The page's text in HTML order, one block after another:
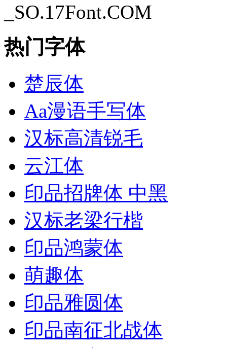
_SO.17Font.COM
热门字体
楚辰体
Aa漫语手写体
汉标高清锐毛
云江体
印品招牌体 中黑
汉标老梁行楷
印品鸿蒙体
萌趣体
印品雅圆体
印品南征北战体